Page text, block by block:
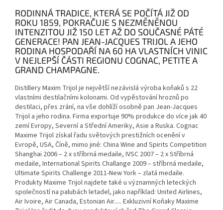
RODINNÁ TRADICE, KTERÁ SE POČÍTÁ JIŽ OD
ROKU 1859, POKRAČUJE S NEZMĚNĚNOU
INTENZITOU JIŽ 150 LET AŽ DO SOUČASNÉ PÁTÉ
GENERACE! PAN JEAN-JACQUES TRIJOL A JEHO
RODINA HOSPODAŘÍ NA 60 HA VLASTNÍCH VINIC
V NEJLEPŠÍ ČÁSTI REGIONU COGNAC, PETITE A
GRAND CHAMPAGNE.
Distillery Maxim Trijol je největší nezávislá výroba koňaků s 22
vlastními destilačními kolonami. Od vypěstování hroznů po
destilaci, přes zrání, na vše dohlíží osobně pan Jean-Jacques
Trijol a jeho rodina. Firma exportuje 90% produkce do více jak 40
zemí Evropy, Severní a Střední Ameriky, Asie a Ruska. Cognac
Maxime Trijol získal řadu světových prestižních ocenění v
Evropě, USA, Číně, mimo jiné: China Wine and Spirits Competition
Shanghai 2006 – 2 x stříbrná medaile, IVSC 2007 – 2 x Stříbrná
medaile, International Spirits Challange 2009 – stříbrná medaile,
Ultimate Spirits Challenge 2011-New York – zlatá medaile.
Produkty Maxime Trijol najdete také u významných leteckých
společností na palubách letadel, jako například: United Airlines,
Air Ivoire, Air Canada, Estonian Air..... Exkluzivní Koňaky Maxime